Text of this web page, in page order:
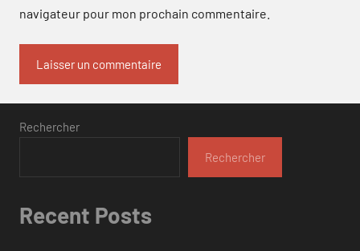
navigateur pour mon prochain commentaire.
Rechercher
Rechercher
Recent Posts